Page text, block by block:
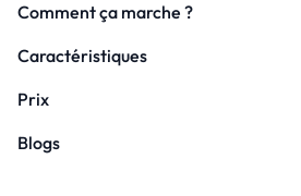
Comment ça marche ?
Caractéristiques
Prix
Blogs